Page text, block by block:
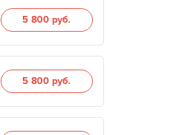
5 800 руб.
5 800 руб.